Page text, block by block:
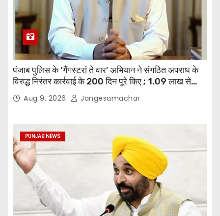
पंजाब पुलिस के ‘गैंगस्टरां ते वार’ अभियान ने संगठित अपराध के
विरुद्ध निरंतर कार्रवाई के 200 दिन पूरे किए ; 1.09 लाख से
अधिक छापेमारियाँ कीं, 1,532 घोषित अपराधी गिरफ़्तार किए
Aug 9, 2026 Jangesamachar
PUNJAB NEWS